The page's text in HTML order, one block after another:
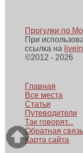
Прогулки по
При
ссылка на
©2012 - 2026
Главная
Все места
Статьи
Путеводители
Так говорят...
Обратная связь
Карта сайта